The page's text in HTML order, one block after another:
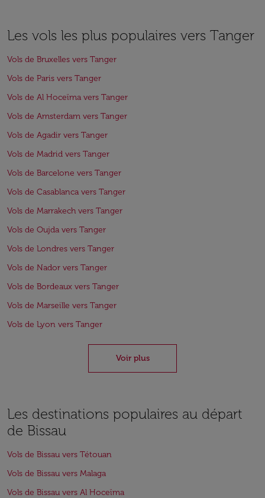
Les vols les plus populaires vers Tanger
Vols de Bruxelles vers Tanger
Vols de Paris vers Tanger
Vols de Al Hoceïma vers Tanger
Vols de Amsterdam vers Tanger
Vols de Agadir vers Tanger
Vols de Madrid vers Tanger
Vols de Barcelone vers Tanger
Vols de Casablanca vers Tanger
Vols de Marrakech vers Tanger
Vols de Oujda vers Tanger
Vols de Londres vers Tanger
Vols de Nador vers Tanger
Vols de Bordeaux vers Tanger
Vols de Marseille vers Tanger
Vols de Lyon vers Tanger
Voir plus
Les destinations populaires au départ
de Bissau
Vols de Bissau vers Tétouan
Vols de Bissau vers Malaga
Vols de Bissau vers Al Hoceïma